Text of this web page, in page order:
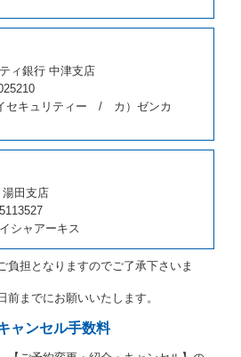
代替レンタカーの貸渡しの申入れ
り消すことができるものとしま
の貸渡しをすることができない原
する事由によるときには第４条第
として取り扱い、当社は受領済の
るものとします。
帰さない事由による時には第４条
しとして取り扱い、当社は受領済
するものとします。
、予約が取り消され、又は貸渡契約
ことについて、第４条及び第５条
、相互に何らの請求をしないもの
し
ィ銀行 中津支店
セキュリティー / カ）ゼンカ
湯田支店
シャアーキス
担となりますのでご了承下さいま
までにお願いいたします。
ャンセル手数料